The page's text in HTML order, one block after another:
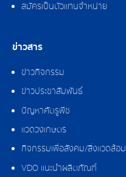
สมัครเป็นตัวแทนจำหน่าย
ข่าวสาร
ข่าวกิจกรรม
ข่าวประชาสัมพันธ์
ปัญหาศัตรูพืช
แวดวงเกษตร
กิจกรรมเพื่อสังคม/สิ่งแวดล้อม
VDO แนะนำผลิตภัณฑ์